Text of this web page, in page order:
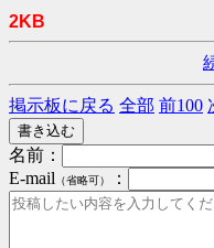
2KB
掲示板に戻る 全部 前100
名前：
E-mail （省略可） ：